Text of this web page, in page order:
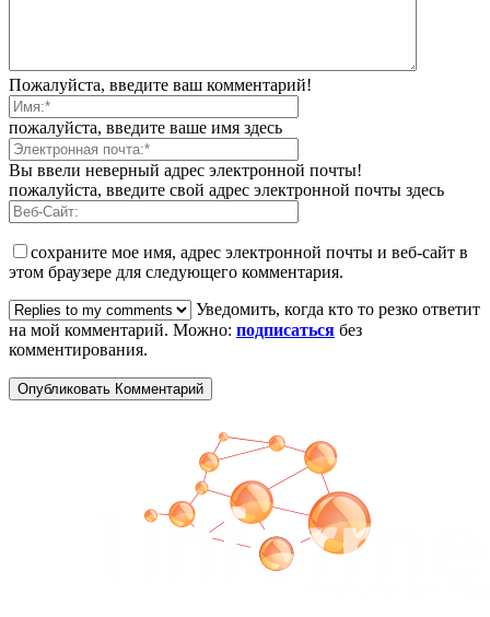
Пожалуйста, введите ваш комментарий!
пожалуйста, введите ваше имя здесь
Вы ввели неверный адрес электронной почты!
пожалуйста, введите свой адрес электронной почты здесь
сохраните мое имя, адрес электронной почты и веб-сайт в
этом браузере для следующего комментария.
Уведомить, когда кто то резко ответит
на мой комментарий. Можно: подписаться без
комментирования.